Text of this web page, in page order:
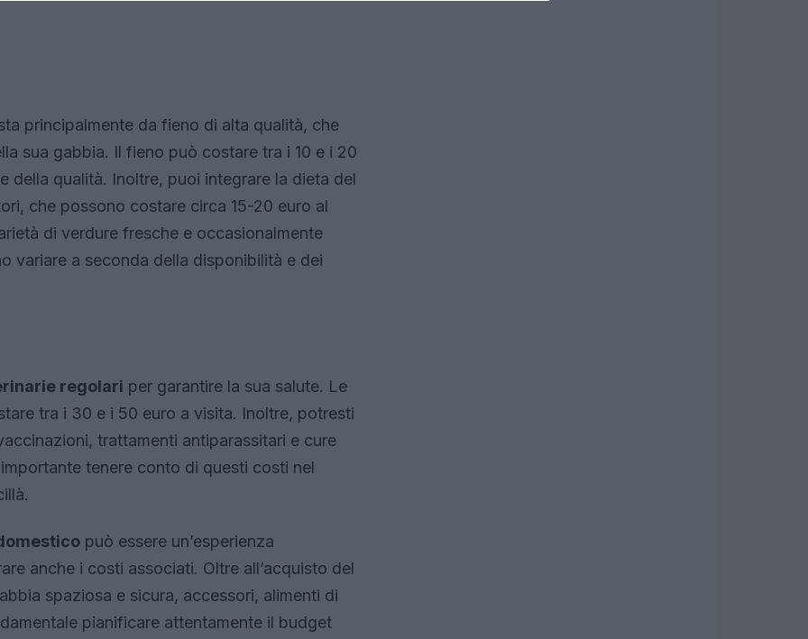
principalmente da fieno di alta qualità, che
sua gabbia. Il fieno può costare tra i 10 e i 20
della qualità. Inoltre, puoi integrare la dieta del
che possono costare circa 15-20 euro al
di verdure fresche e occasionalmente
variare a seconda della disponibilità e dei
regolari per garantire la sua salute. Le
tra i 30 e i 50 euro a visita. Inoltre, potresti
trattamenti antiparassitari e cure
tenere conto di questi costi nel
può essere un’esperienza
anche i costi associati. Oltre all’acquisto del
spaziosa e sicura, accessori, alimenti di
pianificare attentamente il budget